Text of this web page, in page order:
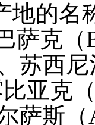
地的名
萨克
苏西
比亚克
萨斯（